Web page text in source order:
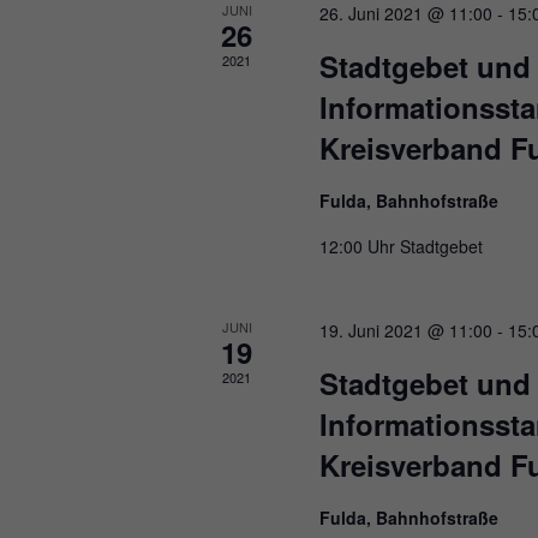
JUNI
26
2021
26. Juni 2021 @ 11:00 -
Stadtgebet und
Kreisverband
Fulda, Bahnhofstraße
12:00 Uhr Stadtgebet
JUNI
19
2021
19. Juni 2021 @ 11:00 -
Stadtgebet und
Kreisverband
Fulda, Bahnhofstraße